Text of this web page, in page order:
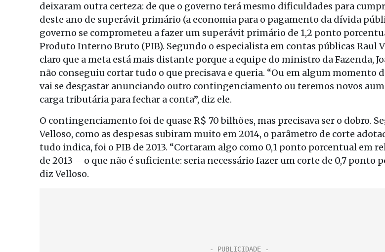
deixaram outra certeza: de que o governo terá mesmo dificuldades para
deste ano de superávit primário (a economia para o pagamento da dívida
governo se comprometeu a fazer um superávit primário de 1,2 ponto
Produto Interno Bruto (PIB). Segundo o especialista em contas públicas Raul
claro que a meta está mais distante porque a equipe do ministro da Fazenda,
não conseguiu cortar tudo o que precisava e queria. “Ou em algum momento
vai se desgastar anunciando outro contingenciamento ou teremos novos
carga tributária para fechar a conta”, diz ele.
O contingenciamento foi de quase R$ 70 bilhões, mas precisava ser o dobro.
Velloso, como as despesas subiram muito em 2014, o parâmetro de corte
tudo indica, foi o PIB de 2013. “Cortaram algo como 0,1 ponto porcentual em
de 2013 – o que não é suficiente: seria necessário fazer um corte de 0,7 ponto
diz Velloso.